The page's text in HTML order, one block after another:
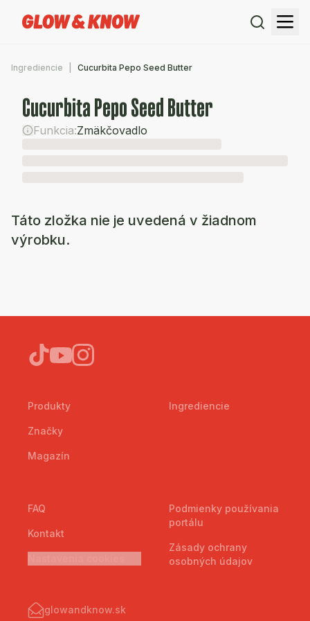
Ingrediencie Cucurbita Pepo Seed Butter
Cucurbita Pepo Seed Butter
Funkcia:Zmäkčovadlo
Táto zložka nie je uvedená v žiadnom
výrobku.
Produkty
Značky
Magazín
Ingrediencie
FAQ
Kontakt
Podmienky používania
portálu
Zásady ochrany
osobných údajov
glowandknow.sk